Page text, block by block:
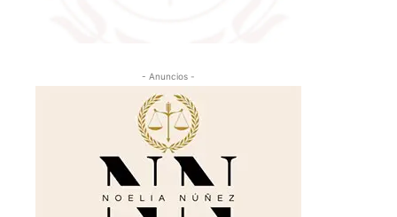
- Anuncios -